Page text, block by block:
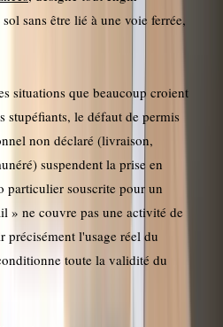
sans être lié à une voie ferrée,
situations que beaucoup croient
stupéfiants, le défaut de permis
non déclaré (livraison,
suspendent la prise en
particulier souscrite pour un
» ne couvre pas une activité de
précisément l'usage réel du
toute la validité du